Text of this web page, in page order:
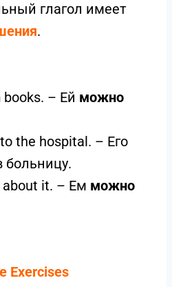
глагол имеет
.
books. – Ей можно
to the hospital. – Его
больницу.
about it. – Ем можно
Exercises